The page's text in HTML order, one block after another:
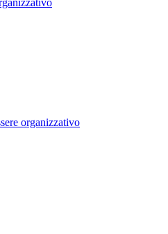
organizzativo